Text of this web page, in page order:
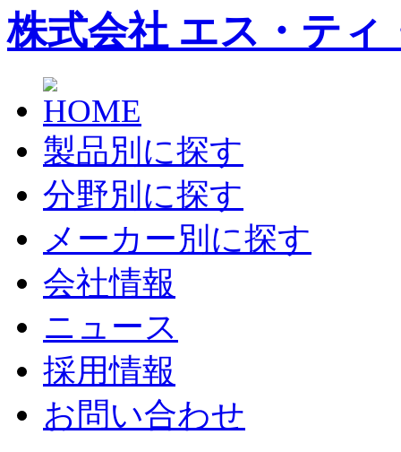
株式会社 エス・ティ
製品別に探す
分野別に探す
メーカー別に探す
会社情報
ニュース
採用情報
お問い合わせ